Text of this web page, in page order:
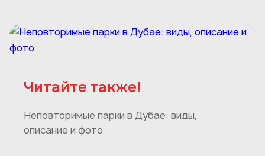
Читайте также!
Неповторимые парки в Дубае: виды,
описание и фото